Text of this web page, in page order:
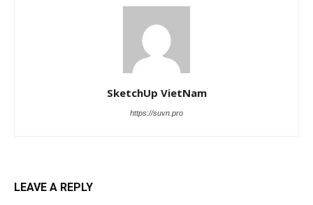
SketchUp VietNam
https://suvn.pro
LEAVE A REPLY